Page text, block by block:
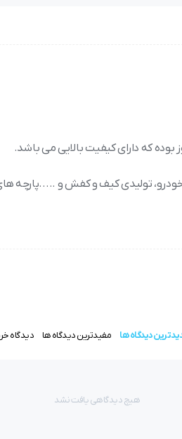
خودرو، تولیدی کیف و کفش و
دیدگاه ها مفیدترین دیدگاه ها دیدگاه
هیچ دیدگاهی یافت نشد